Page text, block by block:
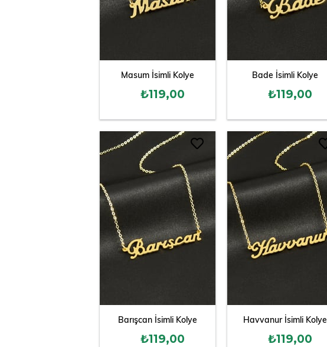
Masum İsimli Kolye
₺119,00
Bade İsimli Kolye
₺119,00
Barışcan İsimli Kolye
₺119,00
Havvanur İsimli Kolye
₺119,00